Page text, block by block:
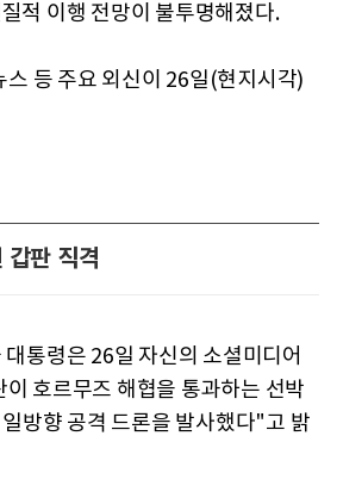
적 이행 전망이 불투명해졌다.
스 등 주요 외신이 26일(현지시각)
판 직격
통령은 26일 자신의 소셜미디어
호르무즈 해협을 통과하는 선박
방향 공격 드론을 발사했다"고 밝